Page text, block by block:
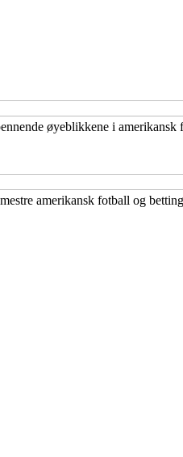
øyeblikkene i amerikansk
amerikansk fotball og